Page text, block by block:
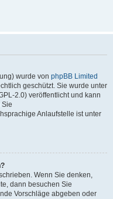
wurde von phpBB Limited
geschützt. Sie wurde unter
2.0) veröffentlicht und kann
Sie
Anlaufstelle ist unter
Wenn Sie denken,
dann besuchen Sie
Vorschläge abgeben oder